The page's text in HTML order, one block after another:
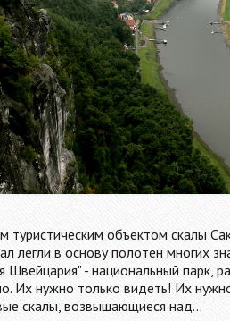
туристическим объектом скалы
легли в основу полотен многих
Швейцария" - национальный парк,
Их нужно только видеть! Их
скалы, возвышающиеся над…